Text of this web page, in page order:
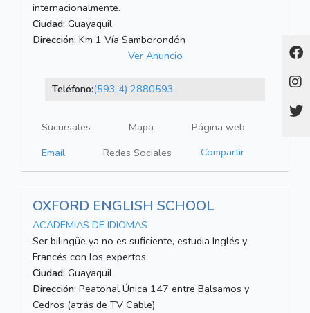
internacionalmente.
Ciudad: Guayaquil
Dirección: Km 1 Vía Samborondón
Ver Anuncio
Teléfono:(593 4) 2880593
Sucursales Mapa
Página web
Email
Redes Sociales Compartir
OXFORD ENGLISH SCHOOL
ACADEMIAS DE IDIOMAS
Ser bilingüe ya no es suficiente, estudia Inglés y
Francés con los expertos.
Ciudad: Guayaquil
Dirección: Peatonal Única 147 entre Balsamos y
Cedros (atrás de TV Cable)